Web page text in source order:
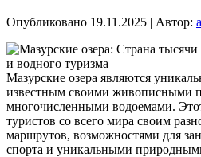
Опубликовано 19.11.2025 | Автор:
Мазурские озера являются
известным своими живописными
многочисленными водоемами.
туристов со всего мира своим
маршрутов, возможностями для
спорта и уникальными